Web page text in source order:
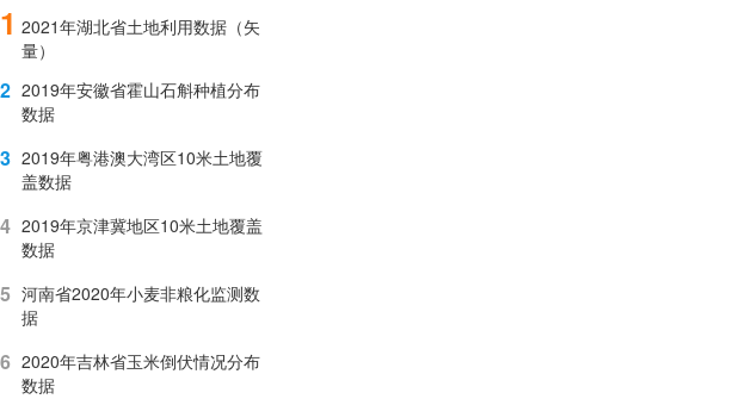
1 2021年湖北省土地利用数据（矢
量）
2 2019年安徽省霍山石斛种植分布
数据
3 2019年粤港澳大湾区10米土地覆
盖数据
4 2019年京津冀地区10米土地覆盖
数据
5 河南省2020年小麦非粮化监测数
据
6 2020年吉林省玉米倒伏情况分布
数据